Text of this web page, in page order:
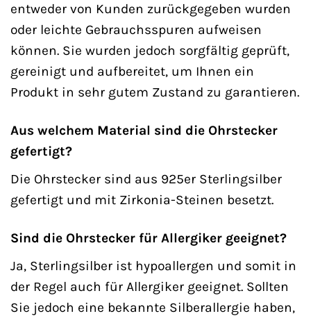
entweder von Kunden zurückgegeben wurden
oder leichte Gebrauchsspuren aufweisen
können. Sie wurden jedoch sorgfältig geprüft,
gereinigt und aufbereitet, um Ihnen ein
Produkt in sehr gutem Zustand zu garantieren.
Aus welchem Material sind die Ohrstecker
gefertigt?
Die Ohrstecker sind aus 925er Sterlingsilber
gefertigt und mit Zirkonia-Steinen besetzt.
Sind die Ohrstecker für Allergiker geeignet?
Ja, Sterlingsilber ist hypoallergen und somit in
der Regel auch für Allergiker geeignet. Sollten
Sie jedoch eine bekannte Silberallergie haben,